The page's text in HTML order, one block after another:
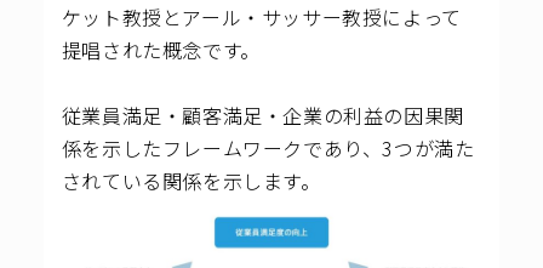
ケット教授とアール・サッサー教授によって
提唱された概念です。
従業員満足・顧客満足・企業の利益の因果関
係を示したフレームワークであり、3つが満た
されている関係を示します。